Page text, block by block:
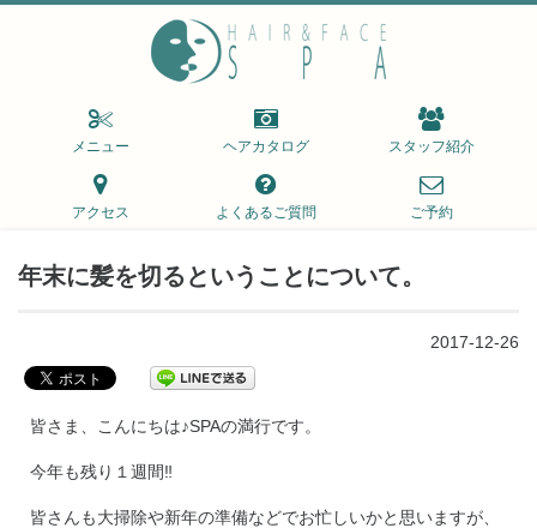
メニュー ヘアカタログ スタッフ紹介
アクセス よくあるご質問 ご予約
年末に髪を切るということについて。
2017-12-26
皆さま、こんにちは♪SPAの満行です。
今年も残り１週間‼︎
皆さんも大掃除や新年の準備などでお忙しいかと思いますが、